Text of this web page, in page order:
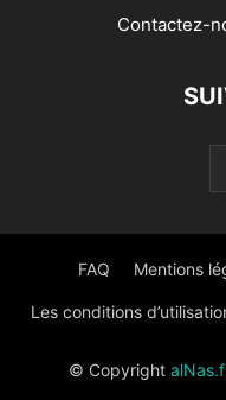
Contactez-
FAQ Mentions
Les conditions
© Copyright